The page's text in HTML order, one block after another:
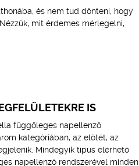
és nem tud dönteni, hogy
mit érdemes mérlegelni,
IS
függőleges napellenző
kategóriában, az előtét, az
Mindegyik típus elérhető
napellenző rendszerével minden